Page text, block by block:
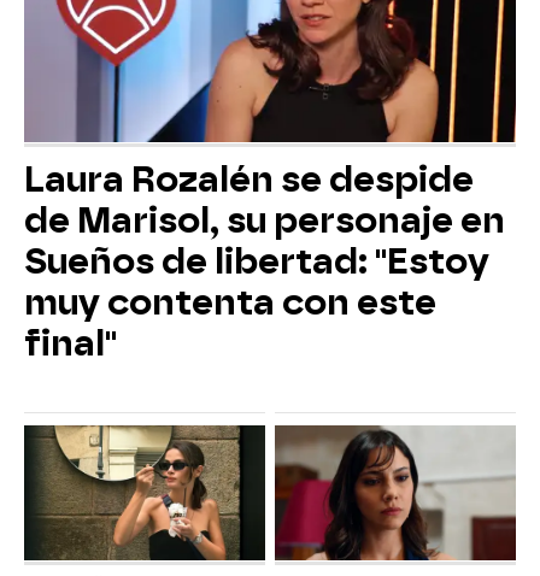
Laura Rozalén se despide
de Marisol, su personaje en
Sueños de libertad: "Estoy
muy contenta con este
final"